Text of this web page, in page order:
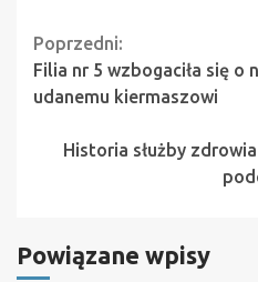
Continue
Reading
Poprzedni:
Filia nr 5 wzbogaciła się o
udanemu kiermaszowi
Historia służby
Powiązane wpisy